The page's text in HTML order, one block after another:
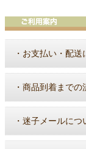
・ お支払い・配送
・ 商品到着までの
・ 迷子メールにつ